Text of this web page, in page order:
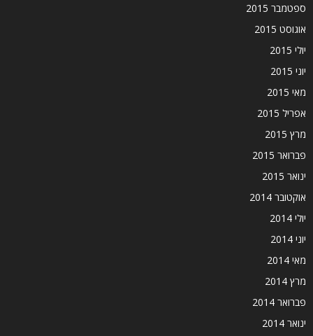
ספטמבר 2015
אוגוסט 2015
יולי 2015
יוני 2015
מאי 2015
אפריל 2015
מרץ 2015
פברואר 2015
ינואר 2015
אוקטובר 2014
יולי 2014
יוני 2014
מאי 2014
מרץ 2014
פברואר 2014
ינואר 2014